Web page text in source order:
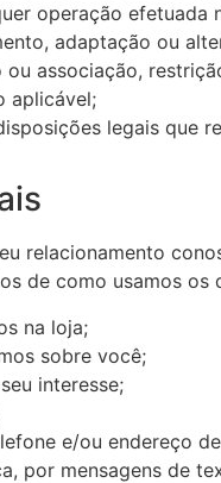
operação
adaptação ou
associação,
aplicável;
legais que
relacionamento
de como usamos os
na loja;
sobre você;
interesse;
e/ou endereço
por mensagens de